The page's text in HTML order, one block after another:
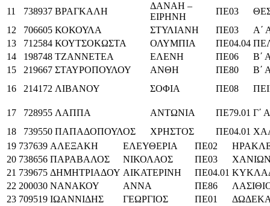
11
738937 ΒΡΑΓΚΑΛΗ
ΔΑΝΑΗ –
ΕΙΡΗΝΗ
ΠΕ03
12
706605 ΚΟΚΟΥΛΑ ΣΤΥΛΙΑΝΗ ΠΕ03
Α΄
13
712584 ΚΟΥΤΣΟΚΩΣΤΑ ΟΛΥΜΠΙΑ ΠΕ04.04
14
198748 ΤΖΑΝΝΕΤΕΑ ΕΛΕΝΗ ΠΕ06
Β΄
15
219667 ΣΤΑΥΡΟΠΟΥΛΟΥ ΑΝΘΗ ΠΕ80
Β΄
16
214172 ΛΙΒΑΝΟΥ ΣΟΦΙΑ ΠΕ08
17 728955 ΛΑΠΠΑ ΑΝΤΩΝΙΑ ΠΕ79.01 Γ΄
18
739550 ΠΑΠΑΔΟΠΟΥΛΟΣ ΧΡΗΣΤΟΣ ΠΕ04.01
19 737639 ΑΛΕΞΑΚΗ ΕΛΕΥΘΕΡΙΑ ΠΕ02
20 738656 ΠΑΡΑΒΑΛΟΣ ΝΙΚΟΛΑΟΣ ΠΕ03
21 739675 ΔΗΜΗΤΡΙΑΔΟΥ ΑΙΚΑΤΕΡΙΝΗ ΠΕ04.01
22 200030 ΝΑΝΑΚΟΥ ΑΝΝΑ ΠΕ86
23 709519 ΙΩΑΝΝΙΔΗΣ ΓΕΩΡΓΙΟΣ ΠΕ01